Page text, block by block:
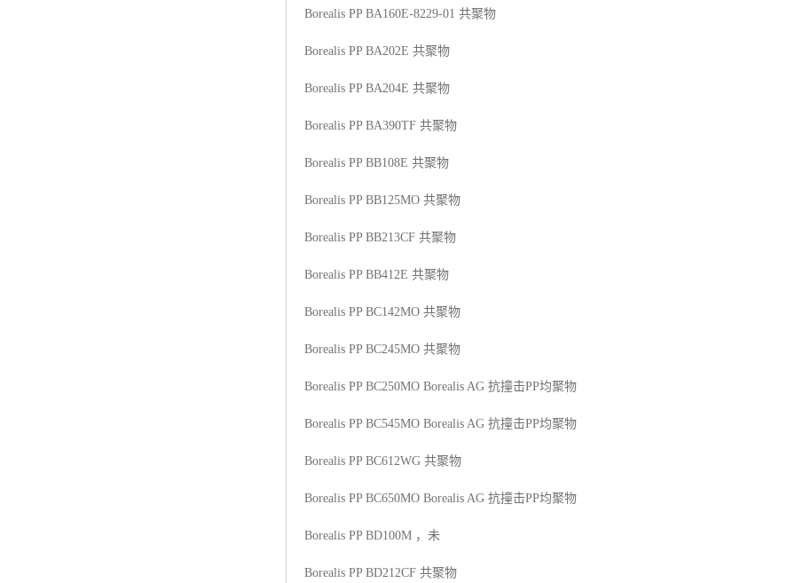
Borealis PP BA160E-8229-01 共聚物
Borealis PP BA202E 共聚物
Borealis PP BA204E 共聚物
Borealis PP BA390TF 共聚物
Borealis PP BB108E 共聚物
Borealis PP BB125MO 共聚物
Borealis PP BB213CF 共聚物
Borealis PP BB412E 共聚物
Borealis PP BC142MO 共聚物
Borealis PP BC245MO 共聚物
Borealis PP BC250MO Borealis AG 抗撞击PP均聚物
Borealis PP BC545MO Borealis AG 抗撞击PP均聚物
Borealis PP BC612WG 共聚物
Borealis PP BC650MO Borealis AG 抗撞击PP均聚物
Borealis PP BD100M ，未
Borealis PP BD212CF 共聚物